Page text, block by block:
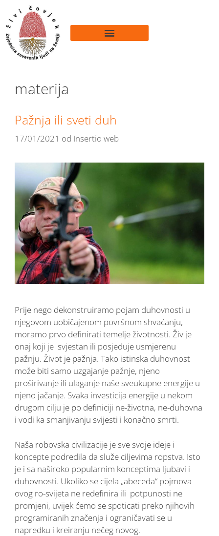
materija
Pažnja ili sveti duh
17/01/2021 od Insertio web
Prije nego dekonstruiramo pojam duhovnosti u
njegovom uobičajenom površnom shvaćanju,
moramo prvo definirati temelje životnosti. Živ je
onaj koji je svjestan ili posjeduje usmjerenu
pažnju. Život je pažnja. Tako istinska duhovnost
može biti samo uzgajanje pažnje, njeno
proširivanje ili ulaganje naše sveukupne energije u
njeno jačanje. Svaka investicija energije u nekom
drugom cilju je po definiciji ne-životna, ne-duhovna
i vodi ka smanjivanju svijesti i konačno smrti.
Naša robovska civilizacije je sve svoje ideje i
koncepte podredila da služe ciljevima ropstva. Isto
je i sa naširoko popularnim konceptima ljubavi i
duhovnosti. Ukoliko se cijela „abeceda“ pojmova
ovog ro-svijeta ne redefinira ili potpunosti ne
promjeni, uvijek ćemo se spoticati preko njihovih
programiranih značenja i ograničavati se u
napredku i kreiranju nečeg novog.